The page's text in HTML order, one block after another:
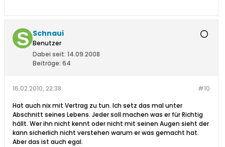
Schnaui
Benutzer
Dabei seit: 14.09.2008
Beiträge: 64
#10
16.02.2010, 22:38
Hat auch nix mit Vertrag zu tun. Ich setz das mal unter
Abschnitt seines Lebens. Jeder soll machen was er für Richtig
hällt. Wer ihn nicht kennt oder nicht mit seinen Augen sieht der
kann sicherlich nicht verstehen warum er was gemacht hat.
Aber das ist auch egal.